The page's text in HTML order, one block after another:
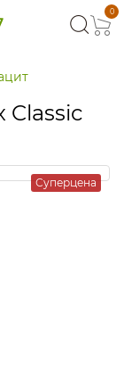
0
Classic
Суперцена